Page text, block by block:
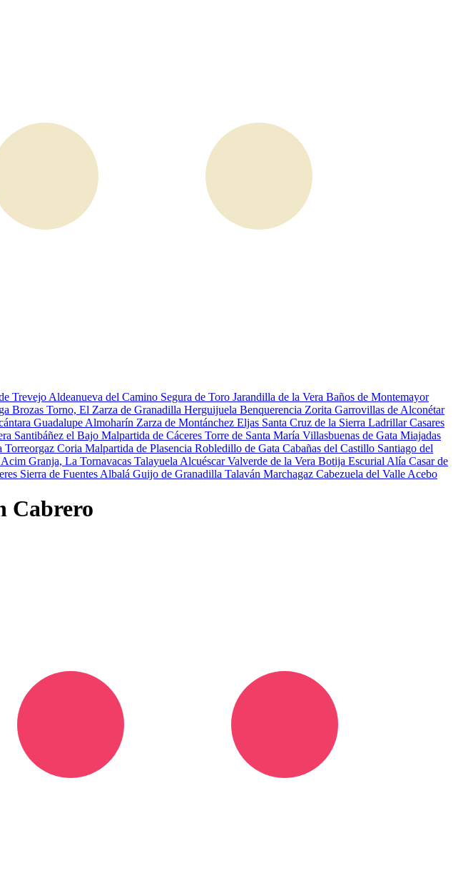
Trevejo Aldeanueva del Camino Segura de Toro Jarandilla de la Vera Baños de Montemayor
Brozas Torno, El Zarza de Granadilla Herguijuela Benquerencia Zorita Garrovillas de Alconétar
Guadalupe Almoharín Zarza de Montánchez Eljas Santa Cruz de la Sierra LadrillarCasares
Santibáñez el Bajo Malpartida de Cáceres Torre de Santa María Villasbuenas de Gata Miajadas
Torreorgaz Coria Malpartida de Plasencia Robledillo de Gata Cabañas del Castillo Santiago del
Acim Granja, La Tornavacas Talayuela AlcuéscarValverde de la Vera Botija Escurial Alía Casar de
Sierra de Fuentes Albalá Guijo de Granadilla Talaván Marchagaz Cabezuela del Valle Acebo
Cabrero